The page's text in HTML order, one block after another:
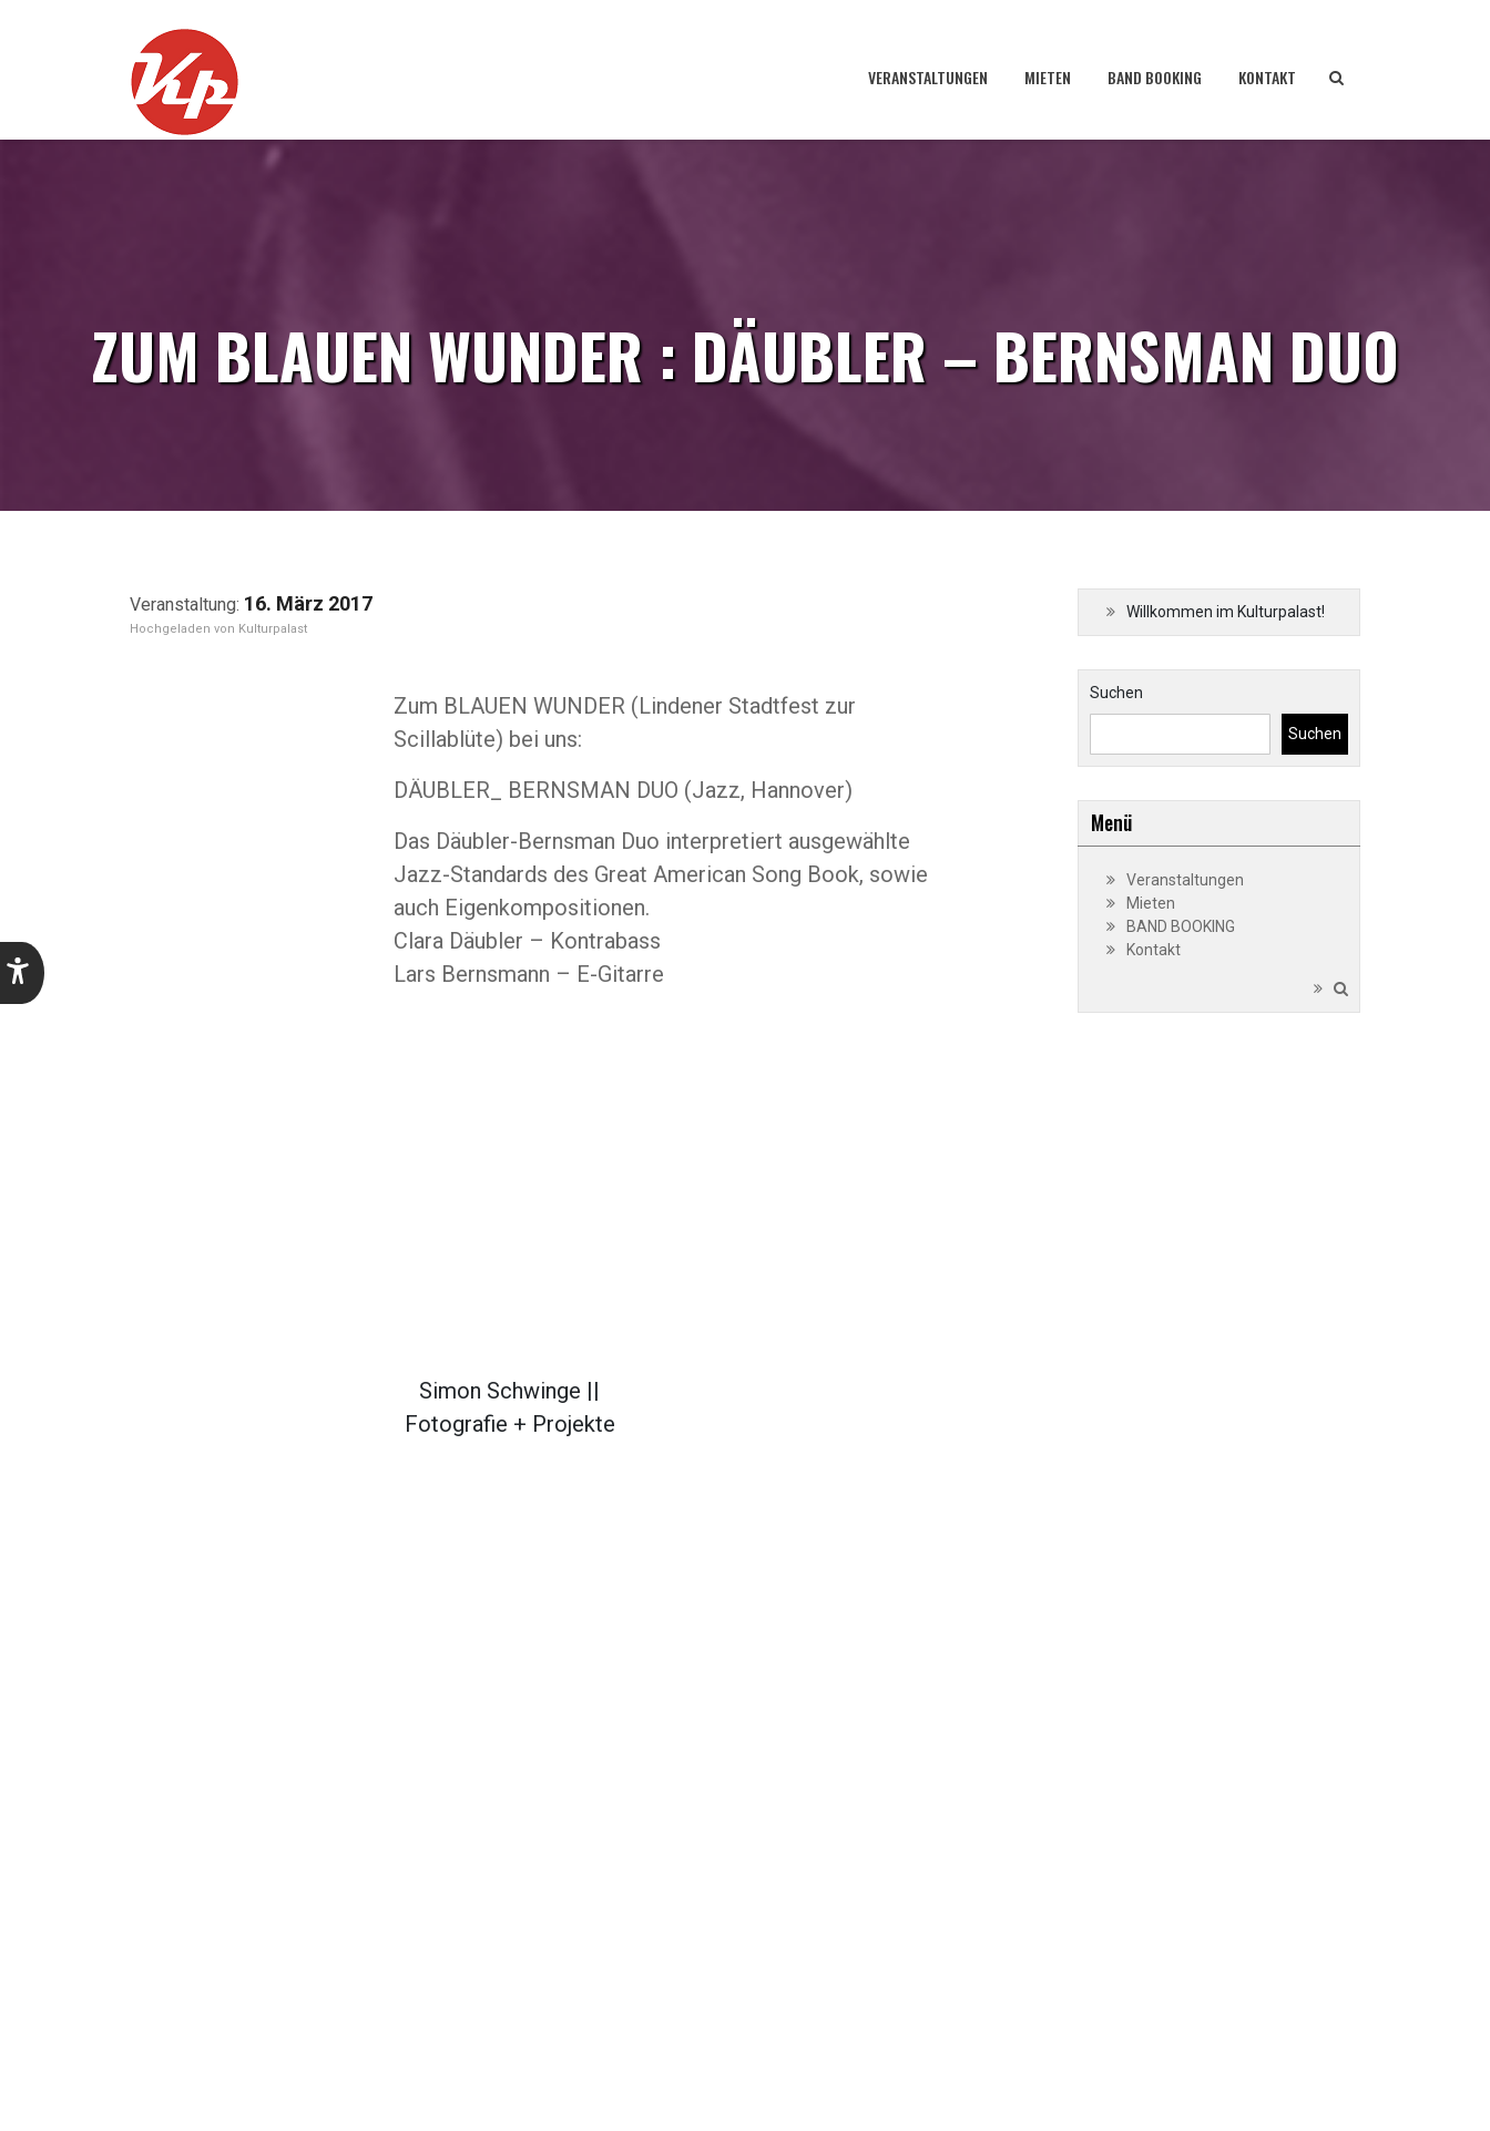
VERANSTALTUNGEN MIETEN BAND BOOKING KONTAKT
ZUM BLAUEN WUNDER : DÄUBLER – BERNSMAN DUO
16. März 2017
Kulturpalast
Zum BLAUEN WUNDER (Lindener Stadtfest zur
Scillablüte) bei uns:
DÄUBLER_ BERNSMAN DUO (Jazz, Hannover)
Das Däubler-Bernsman Duo interpretiert ausgewählte
Jazz-Standards des Great American Song Book, sowie
auch Eigenkompositionen.
Clara Däubler – Kontrabass
Lars Bernsmann – E-Gitarre
Simon Schwinge ||
Fotografie + Projekte
Willkommen im Kulturpalast!
Suchen
Suchen
Menü
Veranstaltungen
Mieten
BAND BOOKING
Kontakt